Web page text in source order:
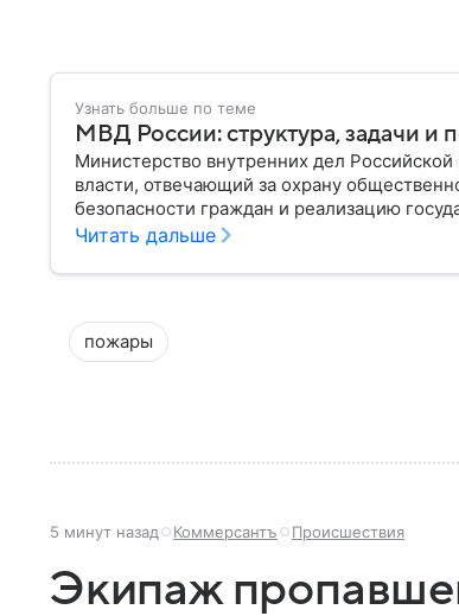
Узнать больше по теме
МВД России: структура, задачи и
Министерство внутренних дел
власти, отвечающий за охрану
безопасности граждан и реализацию
материале рассказываем, чем занимается
Читать дальше
пожары
5 минут назад Коммерсантъ Происшествия
Экипаж